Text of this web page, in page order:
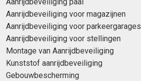
Aanrijdbeveiliging paal
Aanrijdbeveiliging voor magazijnen
Aanrijdbeveiliging voor parkeergarages
Aanrijdbeveiliging voor stellingen
Montage van Aanrijdbeveiliging
Kunststof aanrijdbeveiliging
Gebouwbescherming